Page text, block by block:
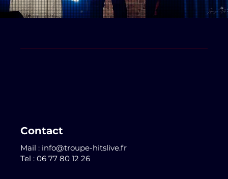
Contact
Mail : info@troupe-hitslive.fr
Tel : 06 77 80 12 26